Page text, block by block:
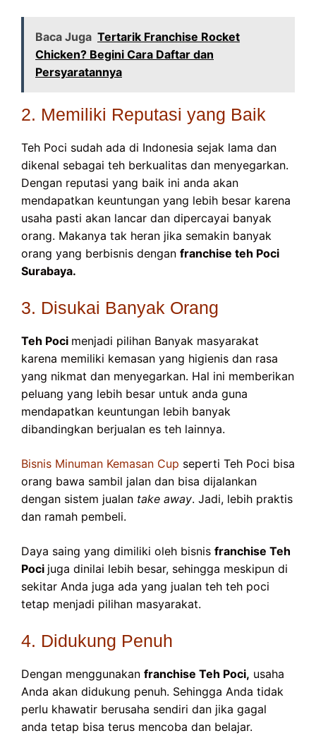
Baca Juga Tertarik Franchise Rocket
Chicken? Begini Cara Daftar dan
Persyaratannya
2. Memiliki Reputasi yang Baik
Teh Poci sudah ada di Indonesia sejak lama dan
dikenal sebagai teh berkualitas dan menyegarkan.
Dengan reputasi yang baik ini anda akan
mendapatkan keuntungan yang lebih besar karena
usaha pasti akan lancar dan dipercayai banyak
orang. Makanya tak heran jika semakin banyak
orang yang berbisnis dengan franchise teh Poci
Surabaya.
3. Disukai Banyak Orang
Teh Poci menjadi pilihan Banyak masyarakat
karena memiliki kemasan yang higienis dan rasa
yang nikmat dan menyegarkan. Hal ini memberikan
peluang yang lebih besar untuk anda guna
mendapatkan keuntungan lebih banyak
dibandingkan berjualan es teh lainnya.
Bisnis Minuman Kemasan Cup seperti Teh Poci bisa
orang bawa sambil jalan dan bisa dijalankan
dengan sistem jualan take away. Jadi, lebih praktis
dan ramah pembeli.
Daya saing yang dimiliki oleh bisnis franchise Teh
Poci juga dinilai lebih besar, sehingga meskipun di
sekitar Anda juga ada yang jualan teh teh poci
tetap menjadi pilihan masyarakat.
4. Didukung Penuh
Dengan menggunakan franchise Teh Poci, usaha
Anda akan didukung penuh. Sehingga Anda tidak
perlu khawatir berusaha sendiri dan jika gagal
anda tetap bisa terus mencoba dan belajar.